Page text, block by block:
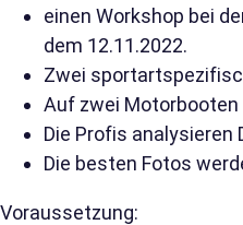
einen Workshop bei
dem 12.11.2022.
Zwei
Auf zwei
Die Profis analysieren
Die besten Fotos
Voraussetzung: